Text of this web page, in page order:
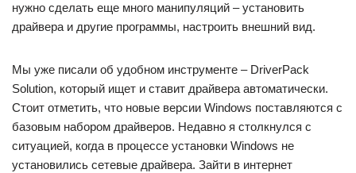
нужно сделать еще много манипуляций – установить
драйвера и другие программы, настроить внешний вид.
Мы уже писали об удобном инструменте – DriverPack
Solution, который ищет и ставит драйвера автоматически.
Стоит отметить, что новые версии Windows поставляются с
базовым набором драйверов. Недавно я столкнулся с
ситуацией, когда в процессе установки Windows не
установились сетевые драйвера. Зайти в интернет